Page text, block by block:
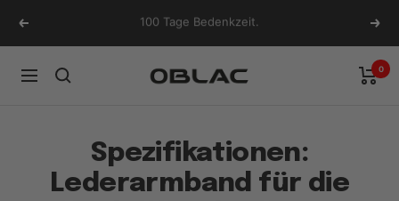
zumZurück
100 Tage Bedenkzeit.
Navigation Oblac 0
Spezifikationen:
Lederarmband für die